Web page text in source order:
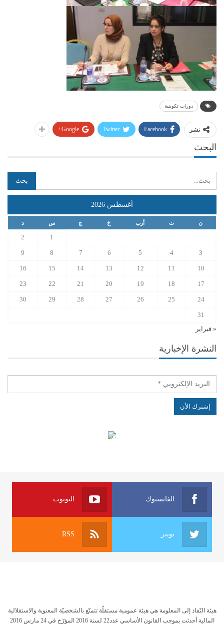
دورات تكوينية
نشر Facebook
Twitter
Google+
البحث
أغسطس 2026
ن ث أرب خ ج س د
1
2
3
4
5
6
7
8
9
10
11
12
13
14
15
16
17
18
19
20
21
22
23
24
25
26
27
28
29
30
31
« فبراير
النشرة الإخبارية
الهياكل الخاضعة لقانون النفاذ إلى المعلومة
الفايسبوك اليوتوب
تويتر RSS
هيئة النّفاذ إلى المعلومة هي هيئة عمومية مستقلّة تتمتّع بالشخصيّة المعنوية والاستقلالية
المالية أحدثت بموجب القانون الأساسي عدد22 لسنة 2016 المؤرّخ في 24 مارس 2016